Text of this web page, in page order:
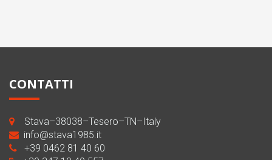
CONTATTI
Stava–38038–Tesero–TN–Italy
info@stava1985.it
+39 0462 81 40 60